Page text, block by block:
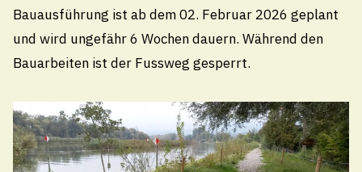
Bauausführung ist ab dem 02. Februar 2026 geplant
und wird ungefähr 6 Wochen dauern. Während den
Bauarbeiten ist der Fussweg gesperrt.
Schule
Tourismus
Hafen